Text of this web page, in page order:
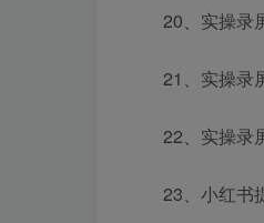
20、实操录
21、实操录
22、实操录
23、小红书